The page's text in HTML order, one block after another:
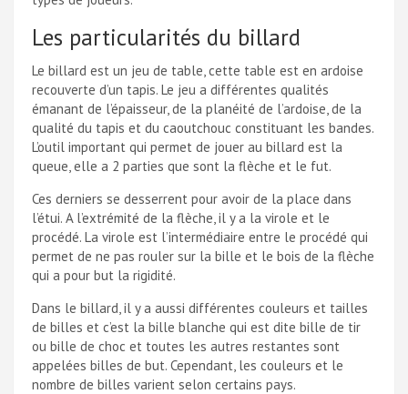
Les particularités du billard
Le billard est un jeu de table, cette table est en ardoise
recouverte d’un tapis. Le jeu a différentes qualités
émanant de l’épaisseur, de la planéité de l’ardoise, de la
qualité du tapis et du caoutchouc constituant les bandes.
L’outil important qui permet de jouer au billard est la
queue, elle a 2 parties que sont la flèche et le fut.
Ces derniers se desserrent pour avoir de la place dans
l’étui. A l’extrémité de la flèche, il y a la virole et le
procédé. La virole est l’intermédiaire entre le procédé qui
permet de ne pas rouler sur la bille et le bois de la flèche
qui a pour but la rigidité.
Dans le billard, il y a aussi différentes couleurs et tailles
de billes et c’est la bille blanche qui est dite bille de tir
ou bille de choc et toutes les autres restantes sont
appelées billes de but. Cependant, les couleurs et le
nombre de billes varient selon certains pays.